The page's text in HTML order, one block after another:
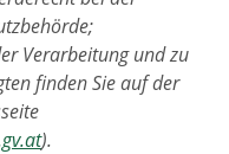
Verarbeitung und zu
finden Sie auf der
).